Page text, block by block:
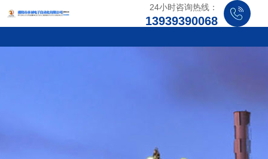
24小时咨询热线：
13939390068